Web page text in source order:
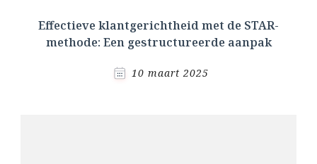
Effectieve klantgerichtheid met de STAR-
methode: Een gestructureerde aanpak
10 maart 2025